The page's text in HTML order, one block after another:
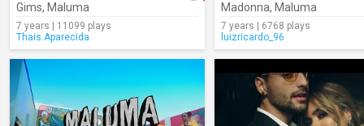
Gims, Maluma
7 years | 11099 plays
Thais.Aparecida
Madonna, Maluma
7 years | 6768 plays
luizricardo_96